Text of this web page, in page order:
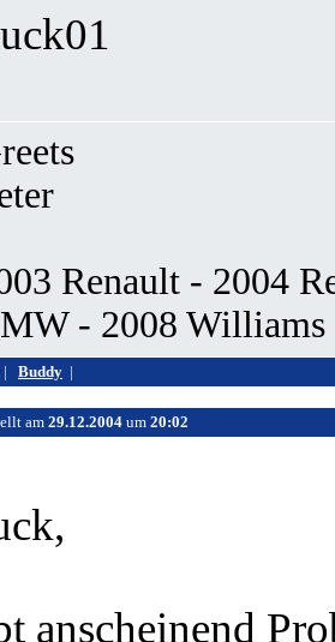
Renault - 2004
- 2008 Williams
| Buddy |
am 29.12.2004 um 20:02
anscheinend